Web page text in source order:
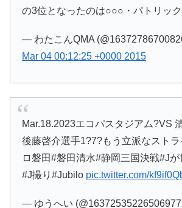
の3位となったのは○○○・パトリッ
— わたこんQMA
Mar 04 00:12:25 +0000 2015
Mar.18.2023エコパスタジアム?VS
後藤啓介選手1?7?もう立派なスト
ロ磐田#磐田清水#静岡三国決戦#J
#J撮り#Jubilo pic.twitter.com/
— ゆうへい